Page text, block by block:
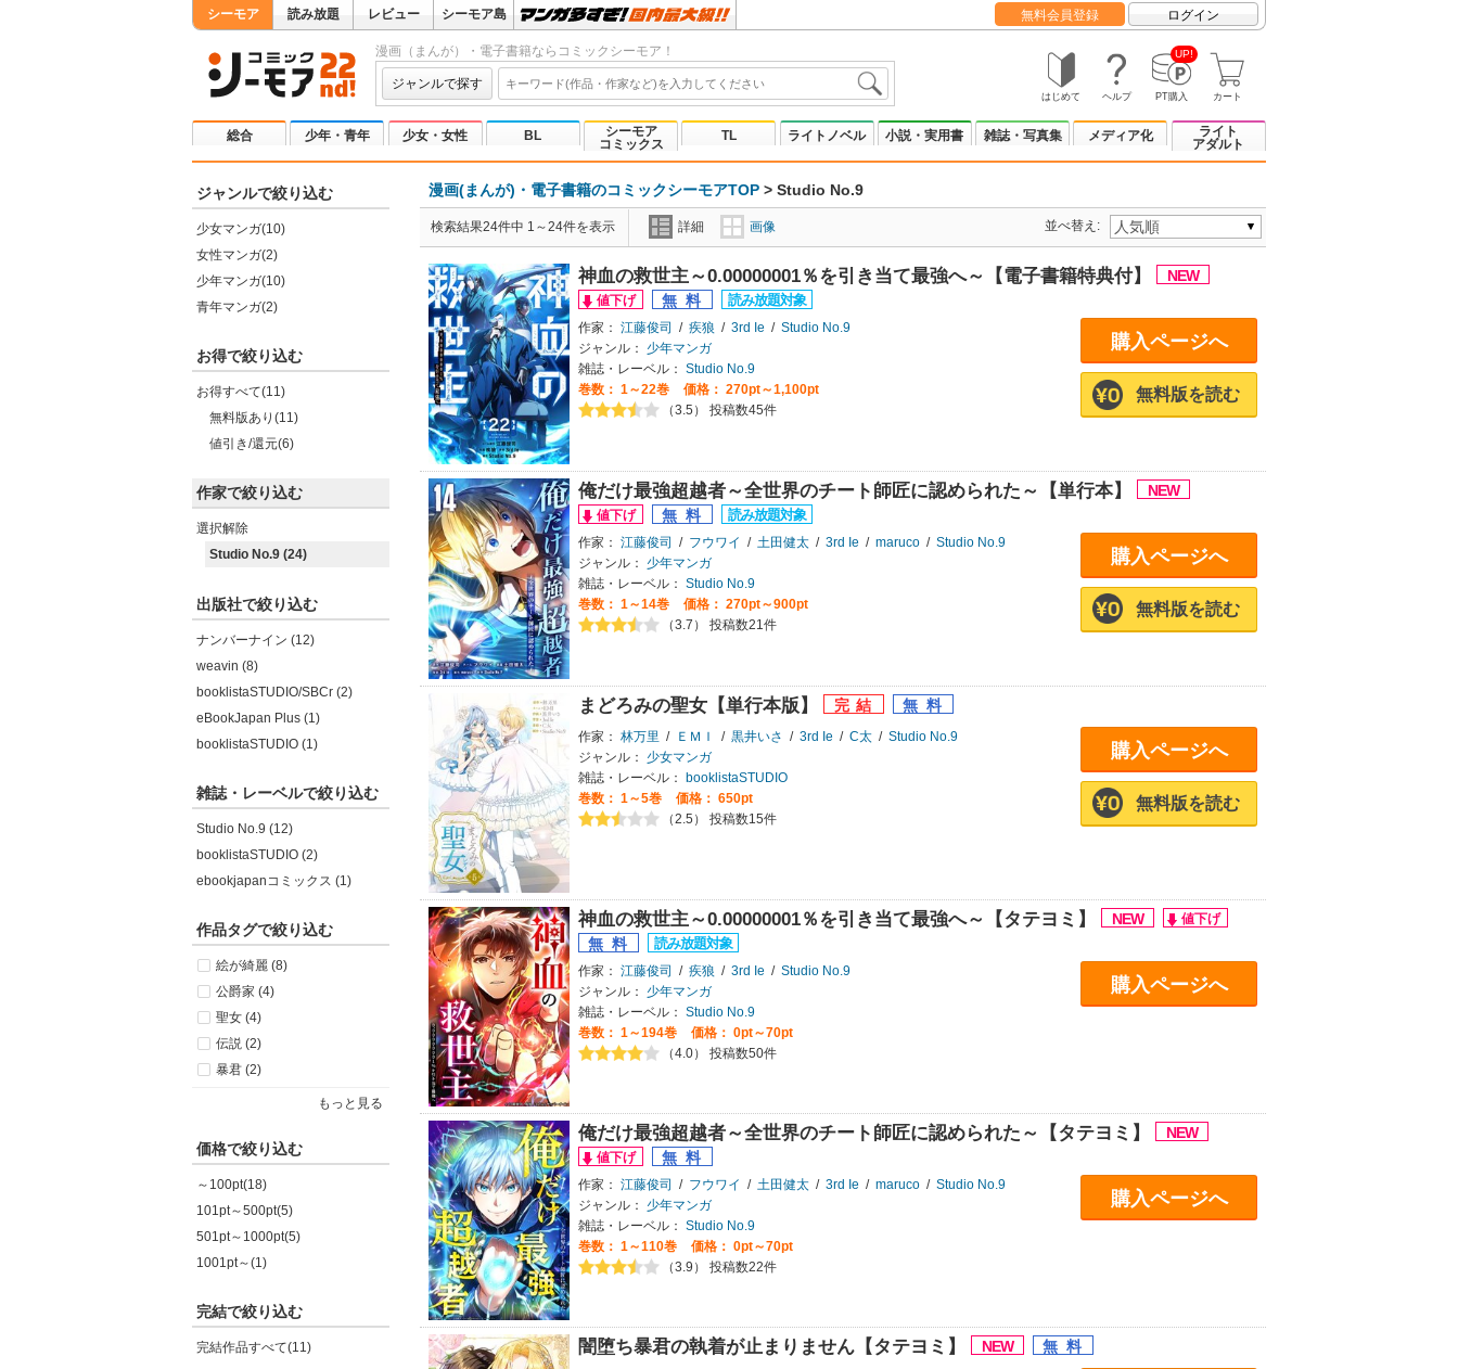
シーモア 読み放題 レビュー シーモア島 無料会員登録 ログイン
漫画（まんが）・電子書籍ならコミックシーモア！
ジャンルで探す
はじめて ヘルプ
UP!
PT購入 カート
総合 少年・青年 少女・女性 BL
シーモア
コミックス
TL ライトノベル 小説・実用書 雑誌・写真集 メディア化
ライト
アダルト
ジャンルで絞り込む
少女マンガ(10)
女性マンガ(2)
少年マンガ(10)
青年マンガ(2)
お得で絞り込む
お得すべて(11)
無料版あり(11)
値引き/還元(6)
作家で絞り込む
選択解除
Studio No.9 (24)
出版社で絞り込む
ナンバーナイン (12)
weavin (8)
booklistaSTUDIO/SBCr (2)
eBookJapan Plus (1)
booklistaSTUDIO (1)
雑誌・レーベルで絞り込む
Studio No.9 (12)
booklistaSTUDIO (2)
ebookjapanコミックス (1)
作品タグで絞り込む
絵が綺麗 (8)
公爵家 (4)
聖女 (4)
伝説 (2)
暴君 (2)
もっと見る
価格で絞り込む
～100pt(18)
101pt～500pt(5)
501pt～1000pt(5)
1001pt～(1)
完結で絞り込む
完結作品すべて(11)
漫画(まんが)・電子書籍のコミックシーモアTOP > Studio No.9
検索結果24件中 1～24件を表示 詳細 画像 並べ替え:
神血の救世主～0.00000001％を引き当て最強へ～【電子書籍特典付】
作家： 江藤俊司 / 疾狼 / 3rd Ie / Studio No.9
ジャンル：
少年マンガ
雑誌・レーベル： Studio No.9
巻数： 1～22巻
価格： 270pt～1,100pt
（3.5） 投稿数45件
購入ページへ
無料版を読む
俺だけ最強超越者～全世界のチート師匠に認められた～【単行本】
作家： 江藤俊司 / フウワイ / 土田健太 / 3rd Ie / maruco / Studio No.9
ジャンル：
少年マンガ
雑誌・レーベル： Studio No.9
巻数： 1～14巻
価格： 270pt～900pt
（3.7） 投稿数21件
購入ページへ
無料版を読む
まどろみの聖女【単行本版】
作家： 林万里 / ＥＭＩ / 黒井いさ / 3rd Ie / C太 / Studio No.9
ジャンル：
少女マンガ
雑誌・レーベル： booklistaSTUDIO
巻数： 1～5巻
価格： 650pt
（2.5） 投稿数15件
購入ページへ
無料版を読む
神血の救世主～0.00000001％を引き当て最強へ～【タテヨミ】
作家： 江藤俊司 / 疾狼 / 3rd Ie / Studio No.9
ジャンル：
少年マンガ
雑誌・レーベル： Studio No.9
巻数： 1～194巻
価格： 0pt～70pt
（4.0） 投稿数50件
購入ページへ
俺だけ最強超越者～全世界のチート師匠に認められた～【タテヨミ】
作家： 江藤俊司 / フウワイ / 土田健太 / 3rd Ie / maruco / Studio No.9
ジャンル：
少年マンガ
雑誌・レーベル： Studio No.9
巻数： 1～110巻
価格： 0pt～70pt
（3.9） 投稿数22件
購入ページへ
闇堕ち暴君の執着が止まりません【タテヨミ】